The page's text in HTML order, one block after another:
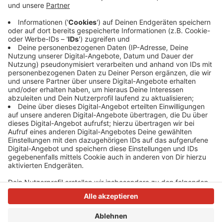
Deswegen muss der Wochenmarkt auch umziehen. Er
ist den ganzen Monat über an der Kölner Straße/ Ecke
"Am Kappesberg". Die City Beach-Aktion in Dormagen
beginnt am Freitag und dauert rund zwei Wochen.
Anzeige
Anzeige